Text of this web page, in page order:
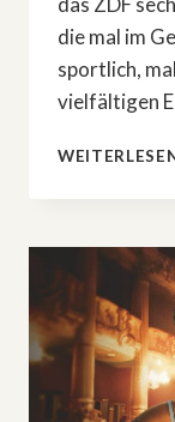
die mal im
sportlich,
vielfältigen